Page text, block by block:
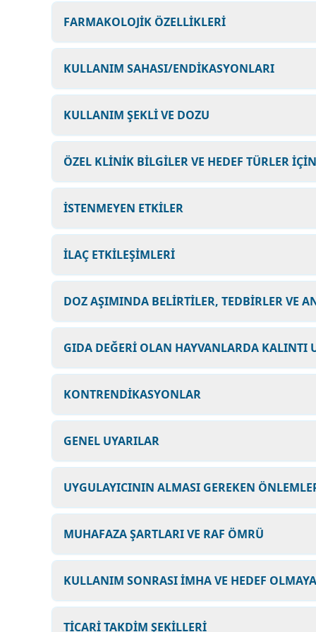
FARMAKOLOJİK ÖZELLİKLERİ
KULLANIM SAHASI/ENDİKASYONLARI
KULLANIM ŞEKLİ VE DOZU
ÖZEL KLİNİK BİLGİLER VE HEDEF TÜRLER
İSTENMEYEN ETKİLER
İLAÇ ETKİLEŞİMLERİ
DOZ AŞIMINDA BELİRTİLER, TEDBİRLER VE
GIDA DEĞERİ OLAN HAYVANLARDA KALINTI
KONTRENDİKASYONLAR
GENEL UYARILAR
UYGULAYICININ ALMASI GEREKEN
MUHAFAZA ŞARTLARI VE RAF ÖMRÜ
KULLANIM SONRASI İMHA VE HEDEF
TİCARİ TAKDİM ŞEKİLLERİ